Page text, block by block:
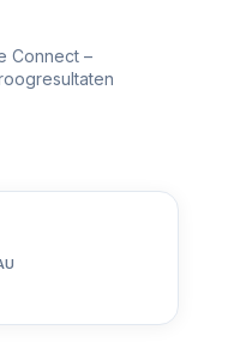
- 60 cm - Extra hoog
- 60 cm - Extra hoog
Connect –